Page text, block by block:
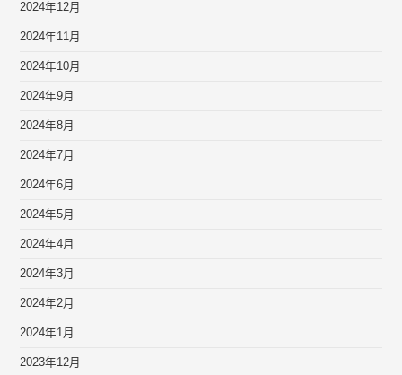
2024年12月
2024年11月
2024年10月
2024年9月
2024年8月
2024年7月
2024年6月
2024年5月
2024年4月
2024年3月
2024年2月
2024年1月
2023年12月